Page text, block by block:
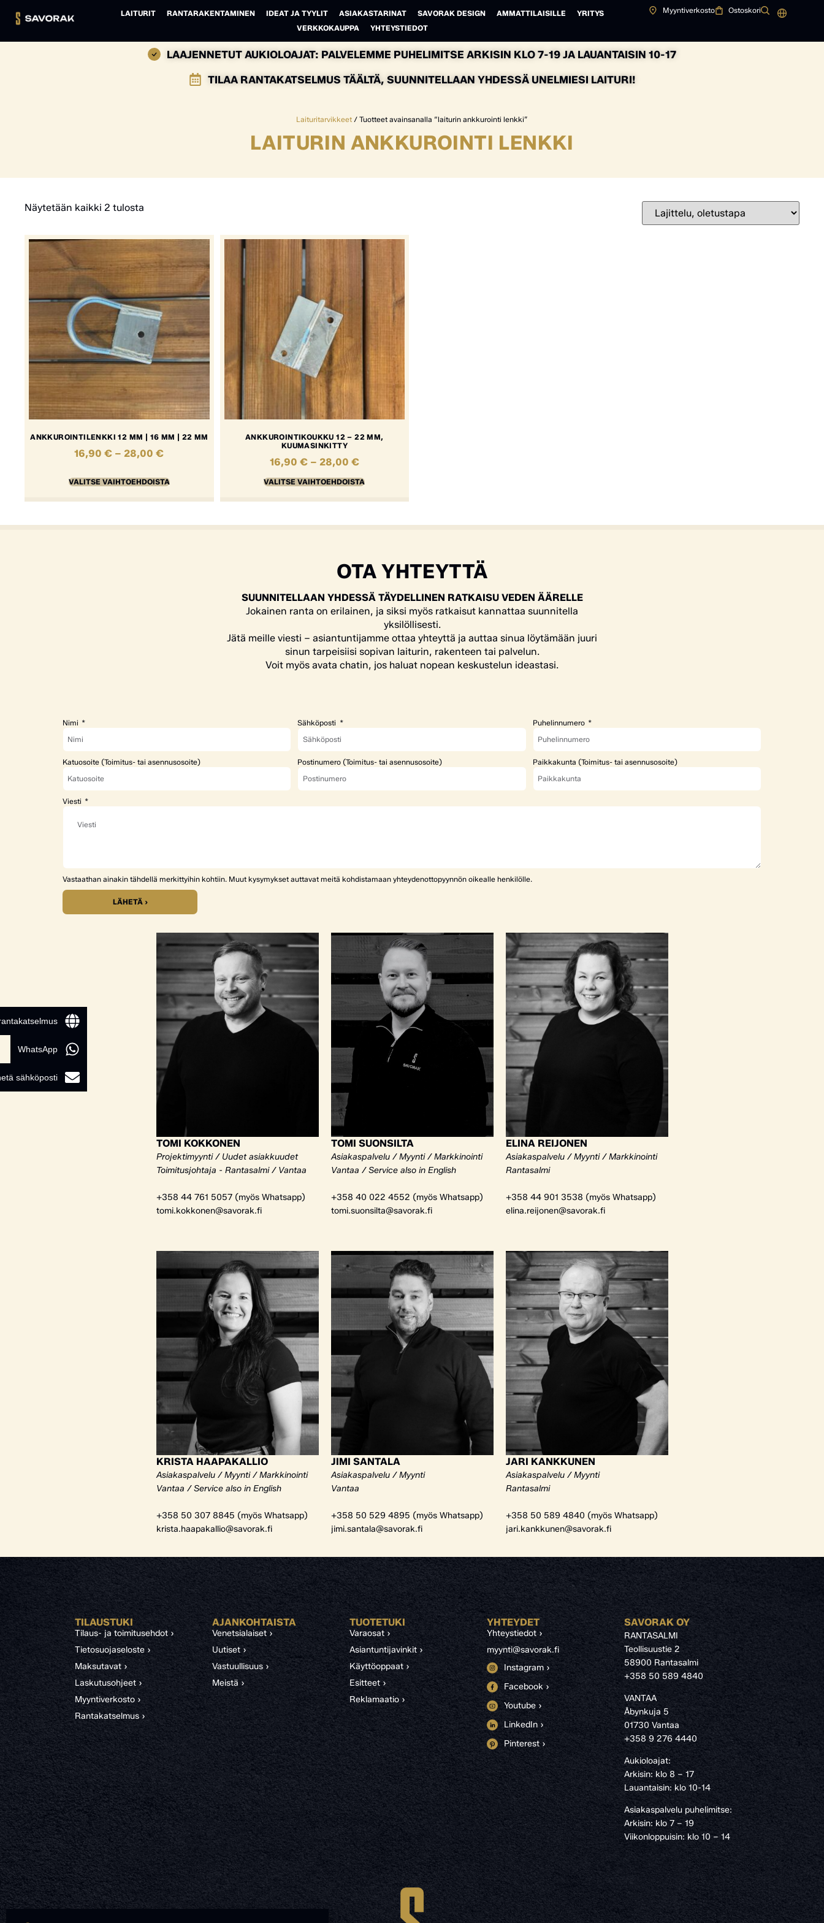
LAITURIT RANTARAKENTAMINEN IDEAT JA TYYLIT ASIAKASTARINAT SAVORAK DESIGN AMMATTILAISILLE
YRITYS
VERKKOKAUPPA
YHTEYSTIEDOT
Myyntiverkosto Ostoskori
LAAJENNETUT AUKIOLOAJAT: PALVELEMME PUHELIMITSE ARKISIN KLO 7-19 JA LAUANTAISIN 10-17
TILAA RANTAKATSELMUS TÄÄLTÄ, SUUNNITELLAAN YHDESSÄ UNELMIESI LAITURI!
Laituritarvikkeet / Tuotteet avainsanalla “laiturin ankkurointi lenkki”
LAITURIN ANKKUROINTI LENKKI
Näytetään kaikki 2 tulosta
ANKKUROINTILENKKI 12 MM | 16 MM | 22 MM
16,90€ – 28,00€
VALITSE VAIHTOEHDOISTA
ANKKUROINTIKOUKKU 12 – 22 MM,
KUUMASINKITTY
16,90 € – 28,00 €
VALITSE VAIHTOEHDOISTA
OTA YHTEYTTÄ
SUUNNITELLAAN YHDESSÄ TÄYDELLINEN RATKAISU VEDEN ÄÄRELLE
Jokainen ranta on erilainen, ja siksi myös ratkaisut kannattaa suunnitella
yksilöllisesti.
Jätä meille viesti – asiantuntijamme ottaa yhteyttä ja auttaa sinua löytämään juuri
sinun tarpeisiisi sopivan laiturin, rakenteen tai palvelun.
Voit myös avata chatin, jos haluat nopean keskustelun ideastasi.
Nimi Sähköposti Puhelinnumero
Katuosoite (Toimitus- tai asennusosoite) Postinumero (Toimitus- tai asennusosoite) Paikkakunta (Toimitus- tai asennusosoite)
Viesti
Vastaathan ainakin tähdellä merkittyihin kohtiin. Muut kysymykset auttavat meitä kohdistamaan yhteydenottopyynnön oikealle henkilölle.
LÄHETÄ ›
TOMI KOKKONEN
Projektimyynti / Uudet asiakkuudet
Toimitusjohtaja - Rantasalmi / Vantaa
+358 44 761 5057 (myös Whatsapp)
tomi.kokkonen@savorak.fi
TOMI SUONSILTA
Asiakaspalvelu / Myynti / Markkinointi
Vantaa / Service also in English
+358 40 022 4552 (myös Whatsapp)
tomi.suonsilta@savorak.fi
ELINA REIJONEN
Asiakaspalvelu / Myynti / Markkinointi
Rantasalmi
+358 44 901 3538 (myös Whatsapp)
elina.reijonen@savorak.fi
KRISTA HAAPAKALLIO
Asiakaspalvelu / Myynti / Markkinointi
Vantaa / Service also in English
+358 50 307 8845 (myös Whatsapp)
krista.haapakallio@savorak.fi
JIMI SANTALA
Asiakaspalvelu / Myynti
Vantaa
+358 50 529 4895 (myös Whatsapp)
jimi.santala@savorak.fi
JARI KANKKUNEN
Asiakaspalvelu / Myynti
Rantasalmi
+358 50 589 4840 (myös Whatsapp)
jari.kankkunen@savorak.fi
TILAUSTUKI
Tilaus- ja toimitusehdot ›
Tietosuojaseloste ›
Maksutavat ›
Laskutusohjeet ›
Myyntiverkosto ›
Rantakatselmus ›
AJANKOHTAISTA
Venetsialaiset ›
Uutiset ›
Vastuullisuus ›
Meistä ›
TUOTETUKI
Varaosat ›
Asiantuntijavinkit ›
Käyttöoppaat ›
Esitteet ›
Reklamaatio ›
YHTEYDET
Yhteystiedot ›
myynti@savorak.fi
Instagram ›
Facebook ›
Youtube ›
LinkedIn ›
Pinterest ›
SAVORAK OY
RANTASALMI
Teollisuustie 2
58900 Rantasalmi
+358 50 589 4840
VANTAA
Åbynkuja 5
01730 Vantaa
+358 9 276 4440
Aukioloajat:
Arkisin: klo 8 – 17
Lauantaisin: klo 10-14
Asiakaspalvelu puhelimitse:
Arkisin: klo 7 – 19
Viikonloppuisin: klo 10 – 14
WhatsApp
sähköposti